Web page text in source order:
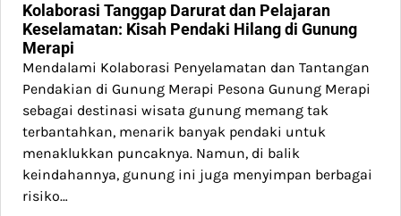
Kolaborasi Tanggap Darurat dan Pelajaran
Keselamatan: Kisah Pendaki Hilang di Gunung
Merapi
Mendalami Kolaborasi Penyelamatan dan Tantangan
Pendakian di Gunung Merapi Pesona Gunung Merapi
sebagai destinasi wisata gunung memang tak
terbantahkan, menarik banyak pendaki untuk
menaklukkan puncaknya. Namun, di balik
keindahannya, gunung ini juga menyimpan berbagai
risiko…